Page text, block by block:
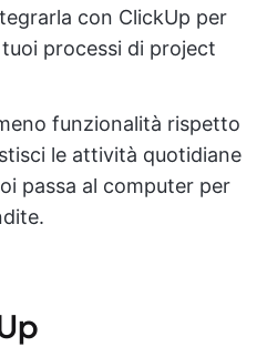
con ClickUp per
processi di project
funzionalità rispetto
le attività quotidiane
passa al computer per